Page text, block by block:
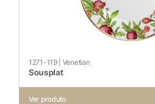
1271-119| Venetian
Sousplat
Ver produto